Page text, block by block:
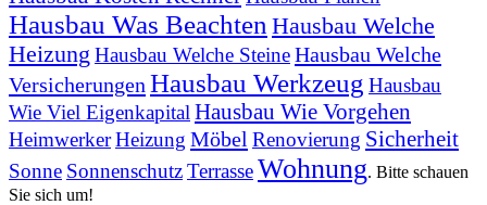
Hausbau Was Beachten Hausbau Welche
Heizung Hausbau Welche SteineHausbau Welche
Versicherungen Hausbau Werkzeug Hausbau
Wie Viel Eigenkapital Hausbau Wie Vorgehen
HeimwerkerHeizung Möbel Renovierung Sicherheit
Sonne SonnenschutzTerrasseWohnung. Bitte schauen
Sie sich um!